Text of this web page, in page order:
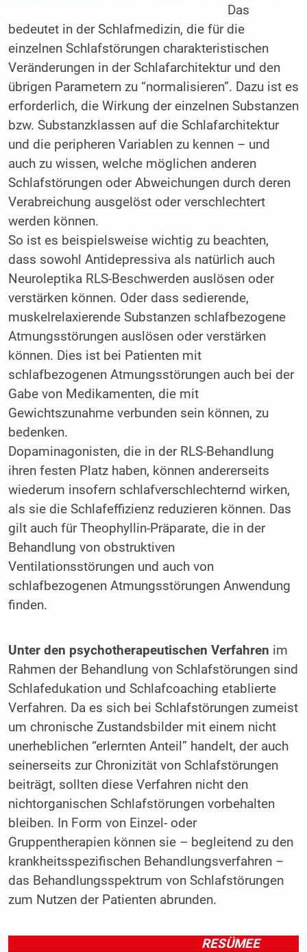
Das
bedeutet in der Schlafmedizin, die für die
einzelnen Schlafstörungen charakteristischen
Veränderungen in der Schlafarchitektur und den
übrigen Parametern zu “normalisieren”. Dazu ist es
erforderlich, die Wirkung der einzelnen Substanzen
bzw. Substanzklassen auf die Schlafarchitektur
und die peripheren Variablen zu kennen – und
auch zu wissen, welche möglichen anderen
Schlafstörungen oder Abweichungen durch deren
Verabreichung ausgelöst oder verschlechtert
werden können.
So ist es beispielsweise wichtig zu beachten,
dass sowohl Antidepressiva als natürlich auch
Neuroleptika RLS-Beschwerden auslösen oder
verstärken können. Oder dass sedierende,
muskelrelaxierende Substanzen schlafbezogene
Atmungsstörungen auslösen oder verstärken
können. Dies ist bei Patienten mit
schlafbezogenen Atmungsstörungen auch bei der
Gabe von Medikamenten, die mit
Gewichtszunahme verbunden sein können, zu
bedenken.
Dopaminagonisten, die in der RLS-Behandlung
ihren festen Platz haben, können andererseits
wiederum insofern schlafverschlechternd wirken,
als sie die Schlafeffizienz reduzieren können. Das
gilt auch für Theophyllin-Präparate, die in der
Behandlung von obstruktiven
Ventilationsstörungen und auch von
schlafbezogenen Atmungsstörungen Anwendung
finden.
Unter den psychotherapeutischen Verfahren im
Rahmen der Behandlung von Schlafstörungen sind
Schlafedukation und Schlafcoaching etablierte
Verfahren. Da es sich bei Schlafstörungen zumeist
um chronische Zustandsbilder mit einem nicht
unerheblichen “erlernten Anteil” handelt, der auch
seinerseits zur Chronizität von Schlafstörungen
beiträgt, sollten diese Verfahren nicht den
nichtorganischen Schlafstörungen vorbehalten
bleiben. In Form von Einzel- oder
Gruppentherapien können sie – begleitend zu den
krankheitsspezifischen Behandlungsverfahren –
das Behandlungsspektrum von Schlafstörungen
zum Nutzen der Patienten abrunden.
RESÜMEE